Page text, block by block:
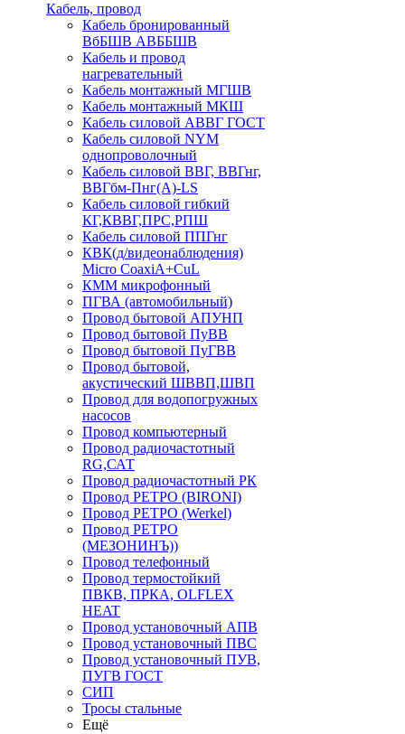
Кабель, провод
Кабель бронированный
ВбБШВ АВББШВ
Кабель и провод
нагревательный
Кабель монтажный МГШВ
Кабель монтажный МКШ
Кабель силовой АВВГ ГОСТ
Кабель силовой NYM
однопроволочный
Кабель силовой ВВГ, ВВГнг,
ВВГбм-Пнг(А)-LS
Кабель силовой гибкий
КГ,КВВГ,ПРС,РПШ
Кабель силовой ППГнг
КВК(д/видеонаблюдения)
Micro CoaxiA+CuL
КММ микрофонный
ПГВА (автомобильный)
Провод бытовой АПУНП
Провод бытовой ПуВВ
Провод бытовой ПуГВВ
Провод бытовой,
акустический ШВВП,ШВП
Провод для водопогружных
насосов
Провод компьютерный
Провод радиочастотный
RG,САТ
Провод радиочастотный РК
Провод РЕТРО (BIRONI)
Провод РЕТРО (Werkel)
Провод РЕТРО
(МЕЗОНИНЪ))
Провод телефонный
Провод термостойкий
ПВКВ, ПРКА, OLFLEX
HEAT
Провод установочный АПВ
Провод установочный ПВС
Провод установочный ПУВ,
ПУГВ ГОСТ
СИП
Тросы стальные
Ещё